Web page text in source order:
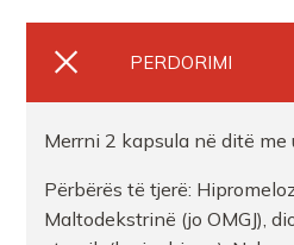
PERDORIMI
Merrni 2 kapsula në ditë me
Përbërës të tjerë:
Maltodekstrinë (jo OMGJ),